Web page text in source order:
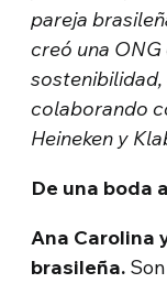
pareja
creó una
colaborando
Heineken y
De una boda
Ana Carolina
brasileña.